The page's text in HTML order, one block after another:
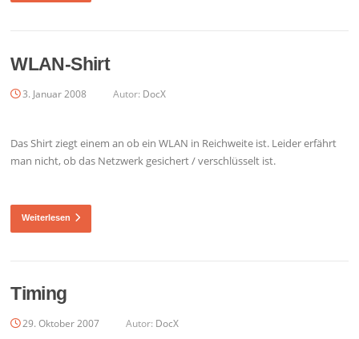
WLAN-Shirt
3. Januar 2008 Autor: DocX
Das Shirt ziegt einem an ob ein WLAN in Reichweite ist. Leider erfährt
man nicht, ob das Netzwerk gesichert / verschlüsselt ist.
Weiterlesen
Timing
29. Oktober 2007 Autor: DocX